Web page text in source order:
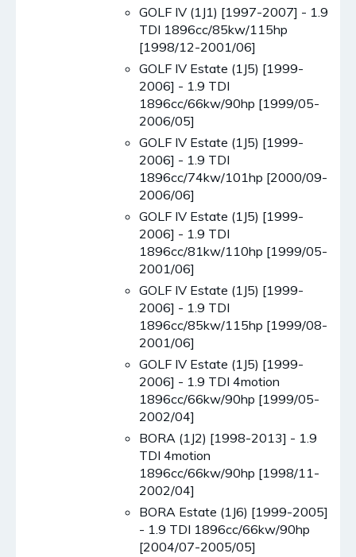
GOLF IV (1J1) [1997-2007] - 1.9
TDI 1896cc/85kw/115hp
[1998/12-2001/06]
GOLF IV Estate (1J5) [1999-
2006] - 1.9 TDI
1896cc/66kw/90hp [1999/05-
2006/05]
GOLF IV Estate (1J5) [1999-
2006] - 1.9 TDI
1896cc/74kw/101hp [2000/09-
2006/06]
GOLF IV Estate (1J5) [1999-
2006] - 1.9 TDI
1896cc/81kw/110hp [1999/05-
2001/06]
GOLF IV Estate (1J5) [1999-
2006] - 1.9 TDI
1896cc/85kw/115hp [1999/08-
2001/06]
GOLF IV Estate (1J5) [1999-
2006] - 1.9 TDI 4motion
1896cc/66kw/90hp [1999/05-
2002/04]
BORA (1J2) [1998-2013] - 1.9
TDI 4motion
1896cc/66kw/90hp [1998/11-
2002/04]
BORA Estate (1J6) [1999-2005]
- 1.9 TDI 1896cc/66kw/90hp
[2004/07-2005/05]